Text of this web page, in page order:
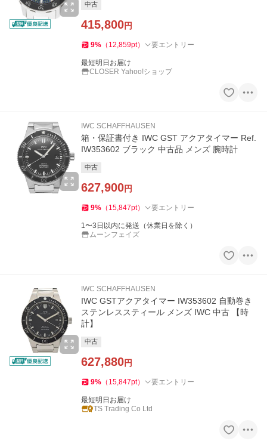
中古
415,800円
9% （ 12,859pt） 要エントリー
最短明日お届け
CLOSER Yahoo!ショップ
IWC SCHAFFHAUSEN
箱・保証書付き IWC GST アクアタイマー Ref.
IW353602 ブラック 中古品 メンズ 腕時計
中古
627,900円
9% （ 15,847pt） 要エントリー
1〜3日以内に発送（休業日を除く）
ムーンフェイズ
IWC SCHAFFHAUSEN
IWC GSTアクアタイマー IW353602 自動巻き
ステンレススティール メンズ IWC 中古 【時
計】
中古
627,880円
9% （ 15,847pt） 要エントリー
最短明日お届け
TS Trading Co Ltd